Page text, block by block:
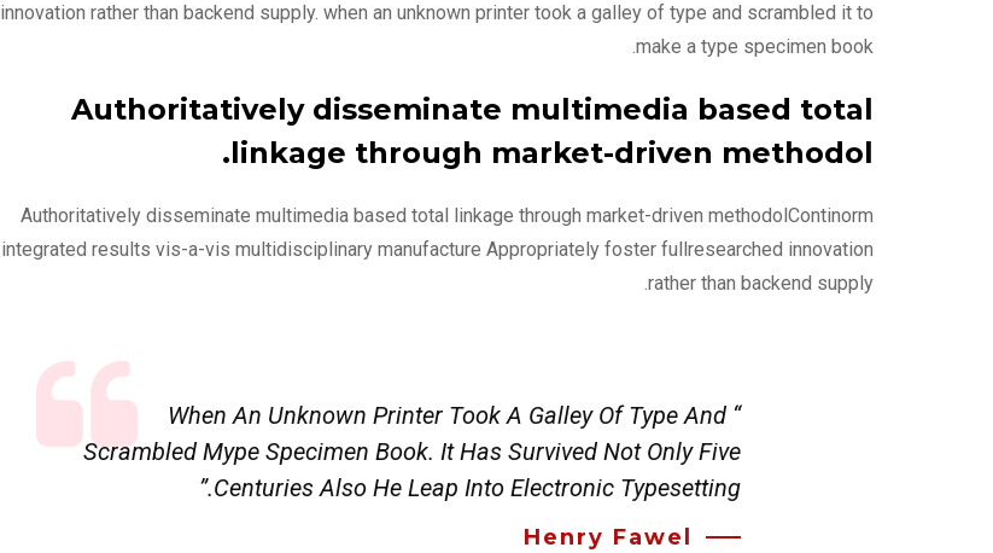
innovation rather than backend supply. when an unknown printer took a galley of type and scrambled it to
make a type specimen book.
Authoritatively disseminate multimedia based total
linkage through market-driven methodol.
Authoritatively disseminate multimedia based total linkage through market-driven methodolContinorm
integrated results vis-a-vis multidisciplinary manufacture Appropriately foster fullresearched innovation
rather than backend supply.
“ When An Unknown Printer Took A Galley Of Type And
Scrambled Mype Specimen Book. It Has Survived Not Only Five
Centuries Also He Leap Into Electronic Typesetting.”
Henry Fawel